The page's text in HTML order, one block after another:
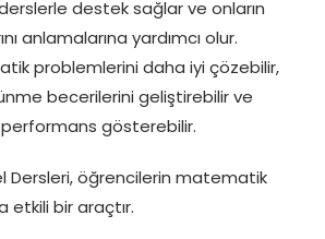
destek sağlar ve onların
anlamalarına yardımcı olur.
problemlerini daha iyi çözebilir,
becerilerini geliştirebilir ve
performans gösterebilir.
Dersleri, öğrencilerin matematik
etkili bir araçtır.